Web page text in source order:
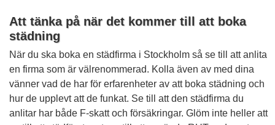
Att tänka på när det kommer till att boka
städning
När du ska boka en städfirma i Stockholm så se till att anlita
en firma som är välrenommerad. Kolla även av med dina
vänner vad de har för erfarenheter av att boka städning och
hur de upplevt att de funkat. Se till att den städfirma du
anlitar har både F-skatt och försäkringar. Glöm inte heller att